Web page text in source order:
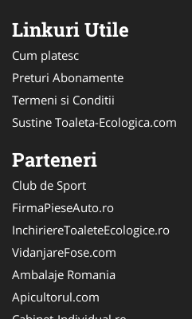
Linkuri Utile
Cum platesc
Preturi Abonamente
Termeni si Conditii
Sustine Toaleta-Ecologica.com
Parteneri
Club de Sport
FirmaPieseAuto.ro
InchiriereToaleteEcologice.ro
VidanjareFose.com
Ambalaje Romania
Apicultorul.com